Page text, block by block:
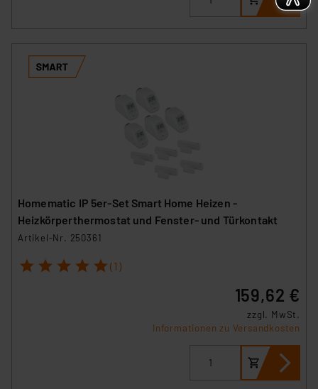
Homematic IP 5er-Set Smart Home Heizen -
Heizkörperthermostat und Fenster- und Türkontakt
Artikel-Nr. 250361
1 2 3 4 5 (1)
159,62 €
zzgl. MwSt.
Informationen zu Versandkosten